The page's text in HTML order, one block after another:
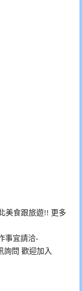
美食跟旅遊!! 更多
事宜請洽-
詢問 歡迎加入